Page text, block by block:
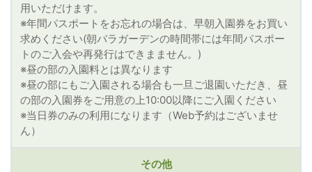
用いただけます。
※年間パスポートをお忘れの場合は、早朝入園券をお買い
求めください(朝バラガーデンの時間帯には年間パスポー
トのご入会や再発行はできまません。)
※昼の部の入園料とは異なります
※昼の部にもご入園される場合も一旦ご退園いただき、昼
の部の入園券をご用意の上10:00以降にご入園ください
※当日券のみの利用になります（Web予約はございませ
ん）
その他